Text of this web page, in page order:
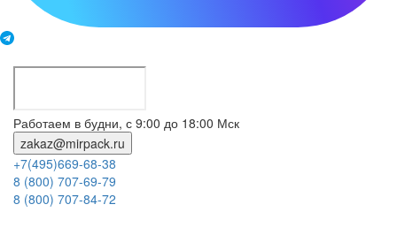
Работаем в будни, с 9:00 до 18:00 Мск
zakaz@mirpack.ru
+7(495)669-68-38
8 (800) 707-69-79
8 (800) 707-84-72